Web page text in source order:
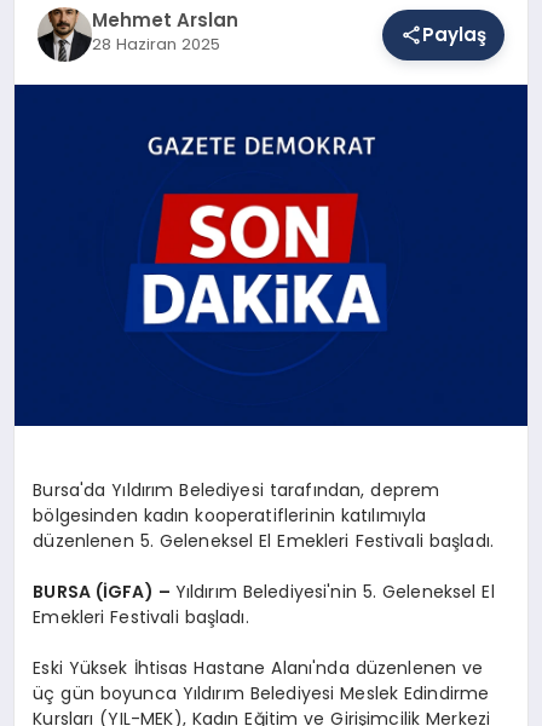
SAĞLIK
Mehmet Arslan
28 Haziran 2025 Paylaş
Bursa'da Yıldırım Belediyesi tarafından, deprem
bölgesinden kadın kooperatiflerinin katılımıyla
düzenlenen 5. Geleneksel El Emekleri Festivali başladı.
BURSA (İGFA) – Yıldırım Belediyesi'nin 5. Geleneksel El
Emekleri Festivali başladı.
Eski Yüksek İhtisas Hastane Alanı'nda düzenlenen ve
üç gün boyunca Yıldırım Belediyesi Meslek Edindirme
Kursları (YIL-MEK), Kadın Eğitim ve Girişimcilik Merkezi